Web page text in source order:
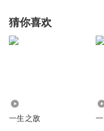
猜你喜欢
一生之敌